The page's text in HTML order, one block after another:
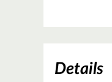
Details